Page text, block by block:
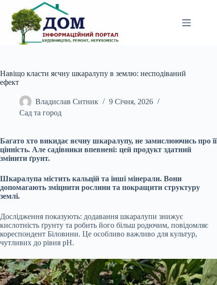
вмісту
Навіщо класти яєчну шкаралупу в землю: несподіваний
ефект
Владислав Ситник
9 Січня, 2026
Сад та город
Багато хто викидає яєчну шкаралупу, не замислюючись про її
цінність. Але садівники впевнені: цей продукт здатний
змінити ґрунт.
Шкаралупа містить кальцій та інші мінерали. Вони
допомагають зміцнити рослини та покращити структуру
землі.
Дослідження показують: додавання шкаралупи знижує
кислотність ґрунту та робить його більш родючим, повідомляє
кореспондент Біловини. Це особливо важливо для культур,
чутливих до рівня pH.